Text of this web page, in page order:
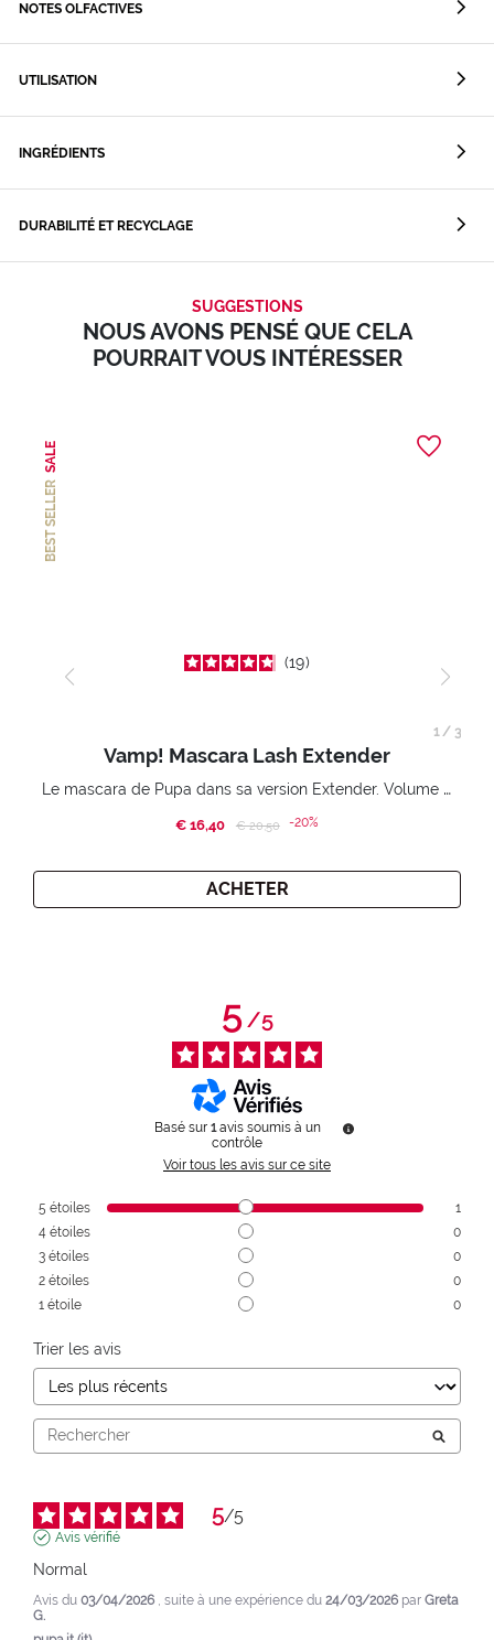
NOTES OLFACTIVES
UTILISATION
INGRÉDIENTS
DURABILITÉ ET RECYCLAGE
SUGGESTIONS
NOUS AVONS PENSÉ QUE CELA
POURRAIT VOUS INTÉRESSER
BEST SELLER
SALE
19
Vamp! Mascara Lash Extender
Le mascara de Pupa dans sa version Extender. Volume extension 3D. Des cils amplifiés et liftés à l’infini.
€ 16,40 Price reduced from
€ 20,50to-20%
ACHETER
1/ 3
5/5
Basé sur 1 avis soumis à un
contrôle
Voir tous les avis sur ce site
5 étoiles
1
4 étoiles
0
3 étoiles
0
2 étoiles
0
1 étoile 0
Trier les avis
5/5
Avis vérifié
Normal
Avis du 03/04/2026 , suite à une expérience du 24/03/2026 par Greta
G.